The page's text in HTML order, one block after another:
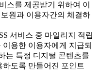
스를 제공받기 위하여 이
원과 이용자간의 체결하
서비스 중 마일리지 적립
용한 이용자에게 지급되
는 특정 디지털 콘텐츠를
하도록 만들어진 포인트